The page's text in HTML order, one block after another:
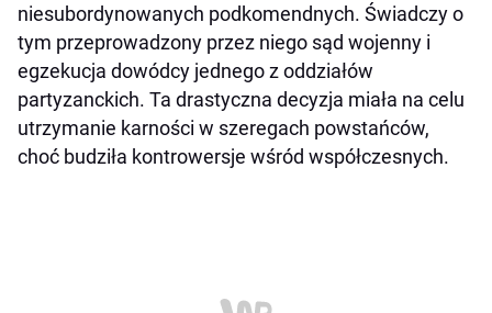
niesubordynowanych podkomendnych. Świadczy o
tym przeprowadzony przez niego sąd wojenny i
egzekucja dowódcy jednego z oddziałów
partyzanckich. Ta drastyczna decyzja miała na celu
utrzymanie karności w szeregach powstańców,
choć budziła kontrowersje wśród współczesnych.